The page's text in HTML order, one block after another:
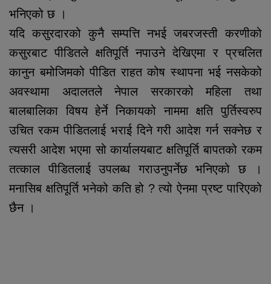
भनिएको छ ।
यदि कसुरदारको कुनै सम्पत्ति नभई जबरजस्ती करणीको
कसुरबाट पीडितले क्षतिपूर्ति नपाउने देखिएमा र प्रचलित
कानुन बमोजिमको पीडित राहत कोष स्थापना भई नसकेको
अवस्थामा अदालतले नेपाल सरकारको महिला तथा
बालबालिका विषय हेर्ने निकायको नाममा क्षति पुर्तिस्वरुप
उचित रकम पीडितलाई भराई दिने गरी आदेश गर्न सक्नेछ र
त्यसरी आदेश भएमा सो कार्यालयबाट क्षतिपूर्ति बापतको रकम
तत्काल पीडितलाई उपलब्ध गराउनुपर्नेछ भनिएको छ ।
मनासिब क्षतिपूर्ति भनेको कति हो ? त्यो ऐनमा प्रष्ट पारिएको
छैन ।